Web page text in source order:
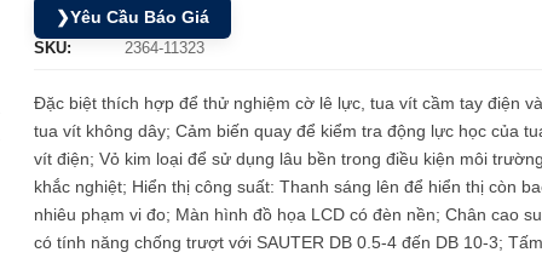
❯Yêu Cầu Báo Giá
SKU: 2364-11323
Đặc biệt thích hợp để thử nghiệm cờ lê lực, tua vít cầm tay điện và
tua vít không dây; Cảm biến quay để kiểm tra động lực học của
vít điện; Vỏ kim loại để sử dụng lâu bền trong điều kiện môi
khắc nghiệt; Hiển thị công suất: Thanh sáng lên để hiển thị còn
nhiêu phạm vi đo; Màn hình đồ họa LCD có đèn nền; Chân cao su
có tính năng chống trượt với SAUTER DB 0.5-4 đến DB 10-3; Tấm